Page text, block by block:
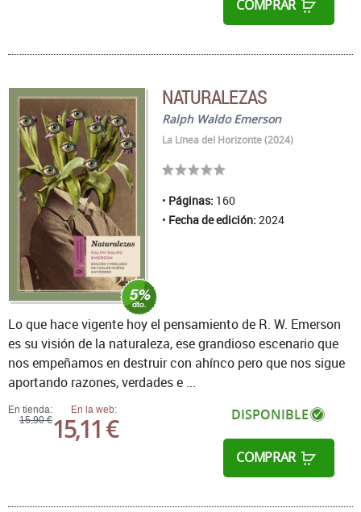
COMPRAR
NATURALEZAS
Ralph Waldo Emerson
La Línea del Horizonte (2024)
Páginas: 160
Fecha de edición: 2024
En tienda:
15,90 €
En la web:
15,11 € DISPONIBLE
COMPRAR
Lo que hace vigente hoy el pensamiento de R. W. Emerson
es su visión de la naturaleza, ese grandioso escenario que
nos empeñamos en destruir con ahínco pero que nos sigue
aportando razones, verdades e ...